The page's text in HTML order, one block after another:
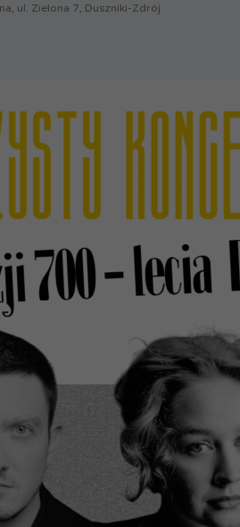
ul. Zielona 7, Duszniki-Zdrój